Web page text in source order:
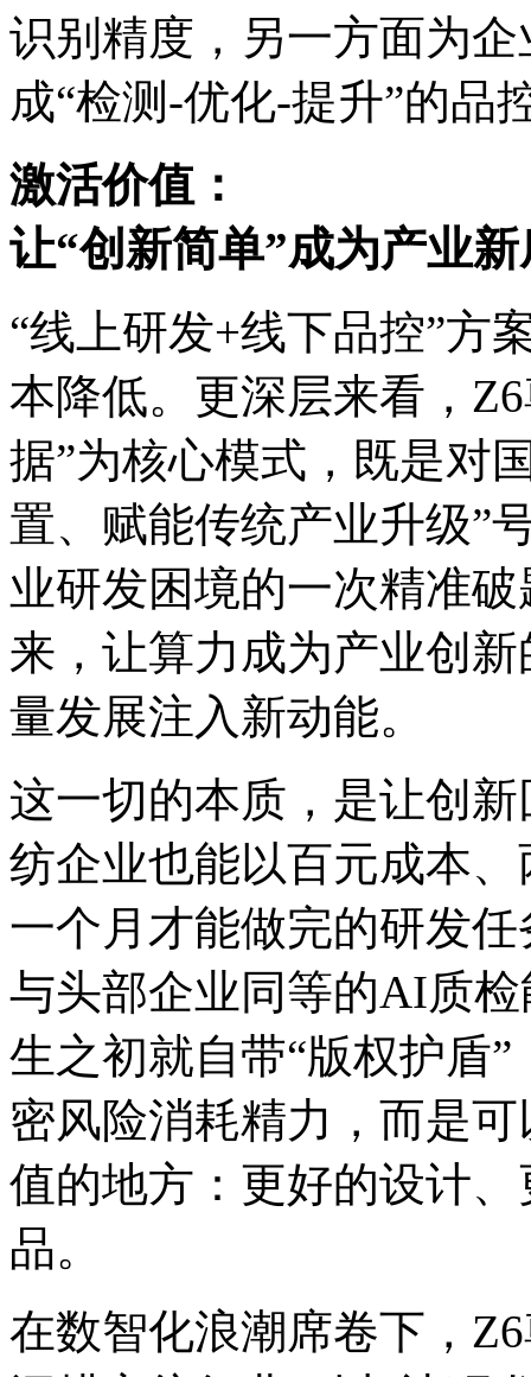
识别精度，另一方面为
成“检测-优化-提升”的品
激活价值：
让“创新简单”成为产业
“线上研发+线下品控”方
本降低。更深层来看
据”为核心模式，既是
置、赋能传统产业升级”
业研发困境的一次精准
来，让算力成为产业创
量发展注入新动能。
这一切的本质，是让
纺企业也能以百元成本
一个月才能做完的研发
与头部企业同等的AI质
生之初就自带“版权护盾
密风险消耗精力，而
值的地方：更好的设计
品。
在数智化浪潮席卷下